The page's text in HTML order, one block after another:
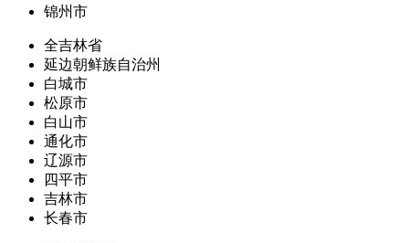
锦州市
全吉林省
延边朝鲜族自治州
白城市
松原市
白山市
通化市
辽源市
四平市
吉林市
长春市